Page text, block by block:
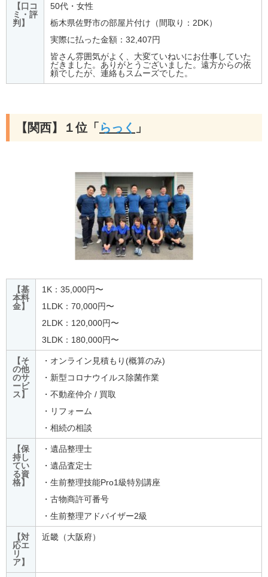
【口コ
ミ・評
判】
50代・女性
栃木県佐野市の部屋片付け（間取り：2DK）
実際に払った金額：32,407円
皆さん雰囲気がよく、大変ていねいにお仕事していた
だきました。ありがとうございました。遠方からの依
頼でしたが、連絡もスムーズでした。
【関西】１位「らっく 」
【基
本料
金】
1K：35,000円〜
1LDK：70,000円〜
2LDK：120,000円〜
3LDK：180,000円〜
【そ
の他
のサ
ービ
ス】
・オンライン見積もり(概算のみ)
・新型コロナウイルス除菌作業
・不動産仲介 / 買取
・リフォーム
・相続の相談
【保
持し
てい
る資
格】
・遺品整理士
・遺品査定士
・生前整理技能Pro1級特別講座
・古物商許可番号
・生前整理アドバイザー2級
【対
応エ
リ
ア】
近畿（大阪府）